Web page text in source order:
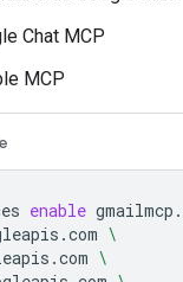
Chat MCP
MCP
enable
\
\